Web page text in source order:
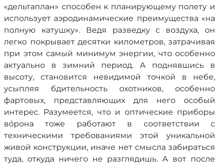
«дельтаплан» способен к планирующему полету и
использует аэродинамические преимущества «на
полную катушку». Ведя разведку с воздуха, он
легко покрывает десятки километров, затрачивая
при этом самый минимум энергии, что особенно
актуально в зимний период. А поднявшись в
высоту, становится невидимой точкой в небе,
усыпляя бдительность охотников, особенно
фартовых, представляющих для него особый
интерес. Разумеется, что и оптические приборы
вóрона тоже работают в соответствии с
техническими требованиями этой уникальной
живой конструкции, иначе нет смысла забираться
туда, откуда ничего не разглядишь. А вот после